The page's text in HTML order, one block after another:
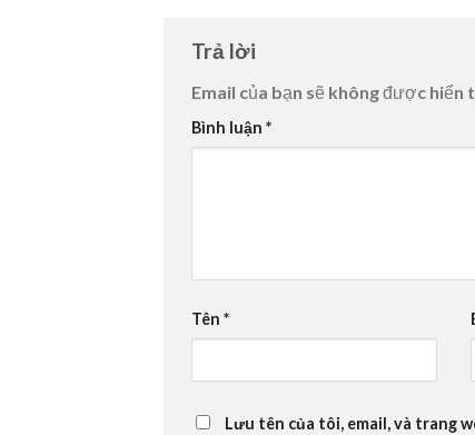
Trả lời
Email của bạn sẽ không được hiển
Bình luận *
Tên *
Lưu tên của tôi, email, và trang